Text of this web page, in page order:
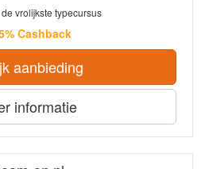
vrolijkste typecursus
Cashback
aanbieding
informatie